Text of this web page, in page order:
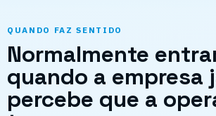
QUANDO FAZ SENTIDO
Normalmente
quando a empresa
percebe que a